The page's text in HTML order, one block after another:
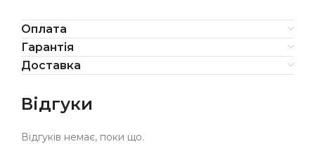
Оплата
Гарантія
Доставка
Відгуки
Відгуків немає, поки що.